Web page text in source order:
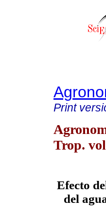
Print
Trop.
Efecto
del